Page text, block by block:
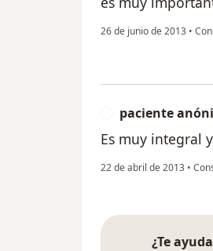
26 de junio de 2013 •
paciente
Es muy integral
22 de abril de 2013 •
¿Te